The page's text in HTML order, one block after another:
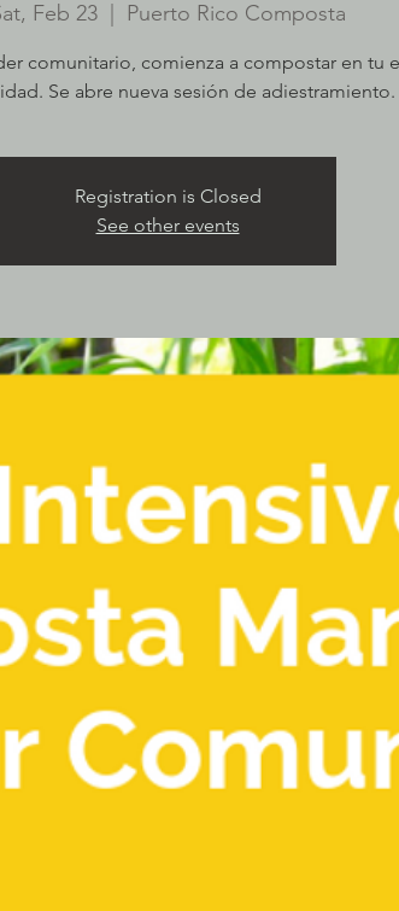
Feb 23
  |
Puerto Rico Composta
comunitario, comienza a compostar en tu
Se abre nueva sesión de adiestramiento.
Registration is Closed
See other events